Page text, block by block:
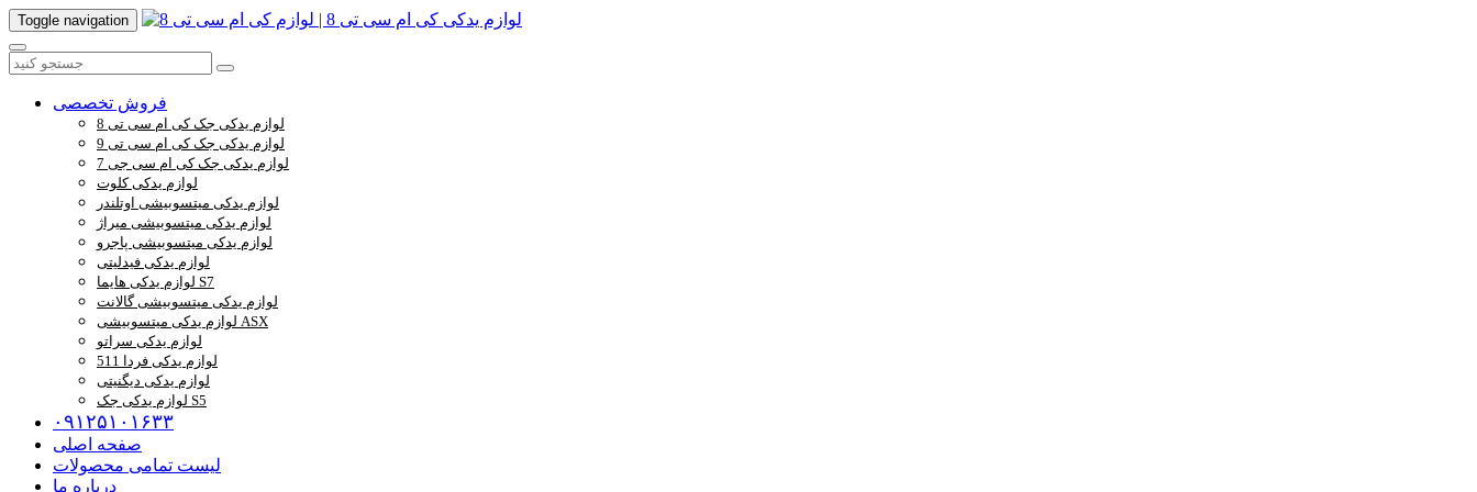
Toggle navigation
فروش تخصصی
لوازم یدکی جک کی ام سی تی 8
لوازم یدکی جک کی ام سی تی 9
لوازم یدکی جک کی ام سی جی 7
لوازم یدکی کلوت
لوازم یدکی میتسوبیشی اوتلندر
لوازم یدکی میتسوبیشی میراژ
لوازم یدکی میتسوبیشی پاجرو
لوازم یدکی فیدلیتی
لوازم یدکی هایما S7
لوازم یدکی میتسوبیشی گالانت
لوازم یدکی میتسوبیشی ASX
لوازم یدکی سراتو
لوازم یدکی فردا 511
لوازم یدکی دیگنیتی
لوازم یدکی جک S5
۰۹۱۲۵۱۰۱۶۳۳
صفحه اصلی
لیست تمامی محصولات
درباره ما